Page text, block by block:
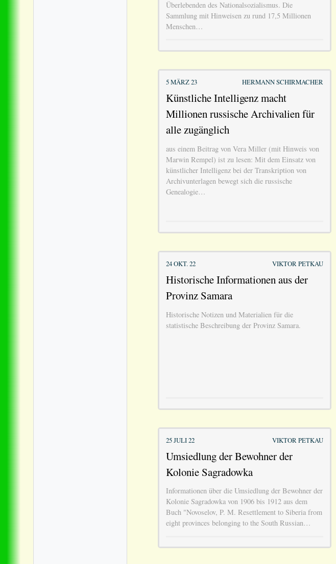
Überlebenden des Nationalsozialismus. Die
Sammlung mit Hinweisen zu rund 17,5 Millionen
Menschen…
5 MÄRZ 23 HERMANN SCHIRMACHER
Künstliche Intelligenz macht
Millionen russische Archivalien für
alle zugänglich
aus einem Beitrag von Vera Miller (mit Hinweis von
Marwin Rempel) ist zu lesen: Mit dem Einsatz von
künstlicher Intelligenz bei der Transkription von
Archivunterlagen bewegt sich die russische
Genealogie…
24 OKT. 22 VIKTOR PETKAU
Historische Informationen aus der
Provinz Samara
Historische Notizen und Materialien für die
statistische Beschreibung der Provinz Samara.
25 JULI 22 VIKTOR PETKAU
Umsiedlung der Bewohner der
Kolonie Sagradowka
Informationen über die Umsiedlung der Bewohner der
Kolonie Sagradowka von 1906 bis 1912 aus dem
Buch "Novoselov, P. M. Resettlement to Siberia from
eight provinces belonging to the South Russian…